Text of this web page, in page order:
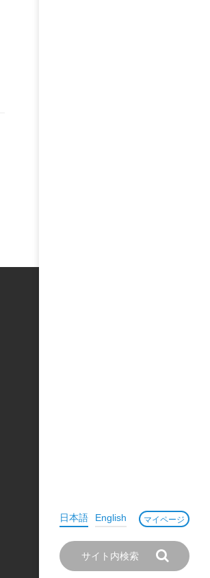
日本語 English マイページ